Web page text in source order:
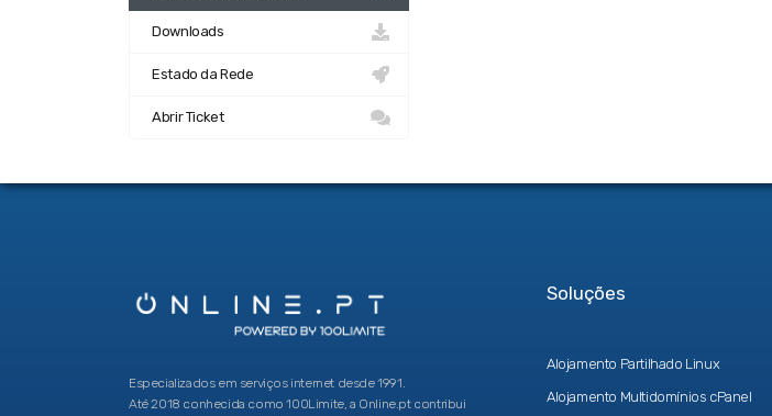
Downloads
Estado da Rede
Abrir Ticket
Especializados em serviços internet desde 1991.
Até 2018 conhecida como 100Limite, a Online.pt contribui
Soluções
Alojamento Partilhado Linux
Alojamento Multidomínios cPanel